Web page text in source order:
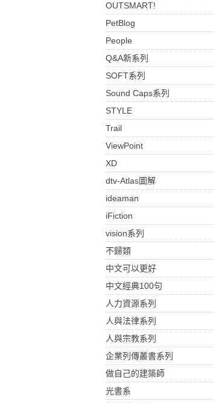
OUTSMART!
PetBlog
People
Q&A新系列
SOFT系列
Sound Caps系列
STYLE
Trail
ViewPoint
XD
dtv-Atlas圖解
ideaman
iFiction
vision系列
不歸類
中文可以更好
中文經典100句
人力資源系列
人與法律系列
人與宗教系列
企業列傳叢書系列
做自己的建築師
光書系